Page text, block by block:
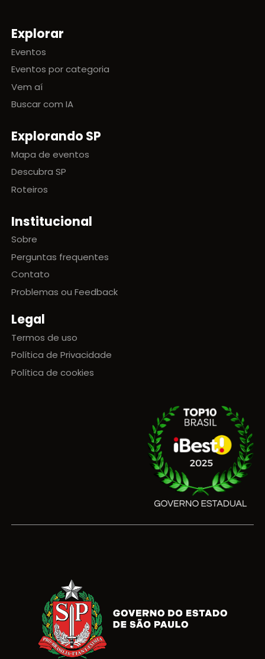
Mapa do site
Explorar
Eventos
Eventos por categoria
Vem aí
Buscar com IA
Explorando SP
Mapa de eventos
Descubra SP
Roteiros
Institucional
Sobre
Perguntas frequentes
Contato
Problemas ou Feedback
Legal
Termos de uso
Política de Privacidade
Política de cookies